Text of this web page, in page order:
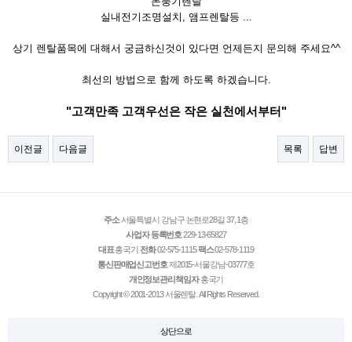
실내전기조명설치, 앰프렌탈등 ...
상기 렌탈품목에 대해서 궁금하신것이 있다면 언제든지 문의해 주세요^^
최선의 방법으로 함께 하도록 하겠습니다.
"고객만족 고객우선은 작은 실천에서부터"
이전글 다음글 목록 답변
주소서울특별시 강남구 논현로28길 37, 1층
사업자 등록번호229-13-65827
대표홍국기 전화02-575-1115팩스02-578-1119
통신판매업신고번호제2015-서울강남-03777호
개인정보관리책임자홍국기
Copyright © 2001-2013 서울렌탈. All Rights Reserved.
상단으로